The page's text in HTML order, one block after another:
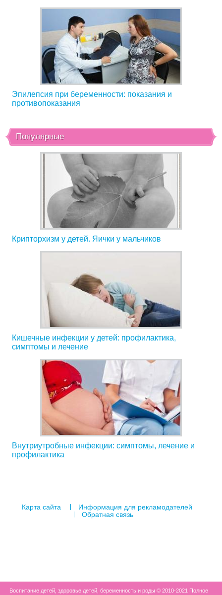
Эпилепсия при беременности: показания и
противопоказания
Популярные
Крипторхизм у детей. Яички у мальчиков
Кишечные инфекции у детей: профилактика,
симптомы и лечение
Внутриутробные инфекции: симптомы, лечение и
профилактика
Карта сайта
Информация для рекламодателей
Обратная связь
Воспитание детей, здоровье детей, беременность и роды © 2010-2021 Полное